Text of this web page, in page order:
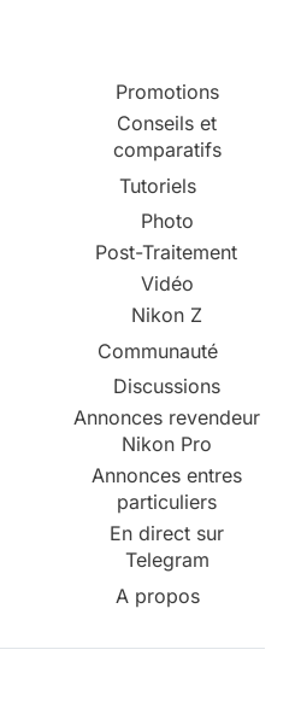
Promotions
Conseils et
comparatifs
Tutoriels
Photo
Post-Traitement
Vidéo
Nikon Z
Communauté
Discussions
Annonces revendeur
Nikon Pro
Annonces entres
particuliers
En direct sur
Telegram
A propos